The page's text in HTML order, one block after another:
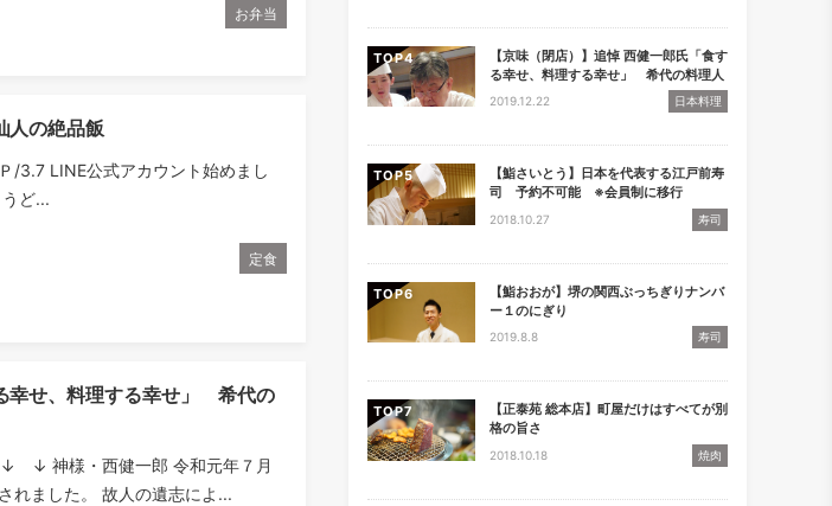
お弁当
人の絶品飯
3.7 LINE公式アカウント始めまし
ど...
定食
幸せ、料理する幸せ」 希代の
↓ 神様・西健一郎 令和元年７月
れました。 故人の遺志によ...
TOP
【京味（閉店）】追悼 西健一郎氏「食す
る幸せ、料理する幸せ」 希代の料理人
2019.12.22 日本料理
TOP
【鮨さいとう】日本を代表する江戸前寿
司 予約不可能 ※会員制に移行
2018.10.27 寿司
TOP
【鮨おおが】堺の関西ぶっちぎりナンバ
ー１のにぎり
2019.8.8 寿司
TOP
【正泰苑 総本店】町屋だけはすべてが別
格の旨さ
2018.10.18 焼肉